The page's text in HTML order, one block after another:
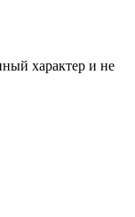
характер и не